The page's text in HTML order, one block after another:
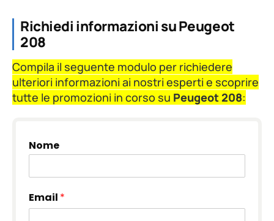
Richiedi informazioni su Peugeot
208
Compila il seguente modulo per richiedere
ulteriori informazioni ai nostri esperti e scoprire
tutte le promozioni in corso su Peugeot 208:
Nome
Email *